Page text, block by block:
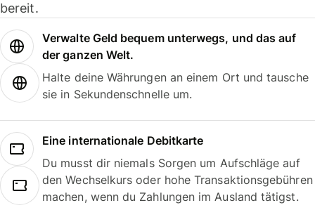
bereit.
Verwalte Geld bequem unterwegs, und das auf
der ganzen Welt.
Halte deine Währungen an einem Ort und tausche
sie in Sekundenschnelle um.
Eine internationale Debitkarte
Du musst dir niemals Sorgen um Aufschläge auf
den Wechselkurs oder hohe Transaktionsgebühren
machen, wenn du Zahlungen im Ausland tätigst.